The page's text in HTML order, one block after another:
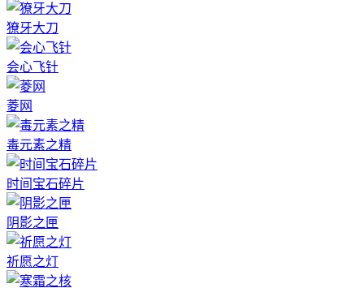
獠牙大刀
会心飞针
菱网
毒元素之精
时间宝石碎片
阴影之匣
祈愿之灯